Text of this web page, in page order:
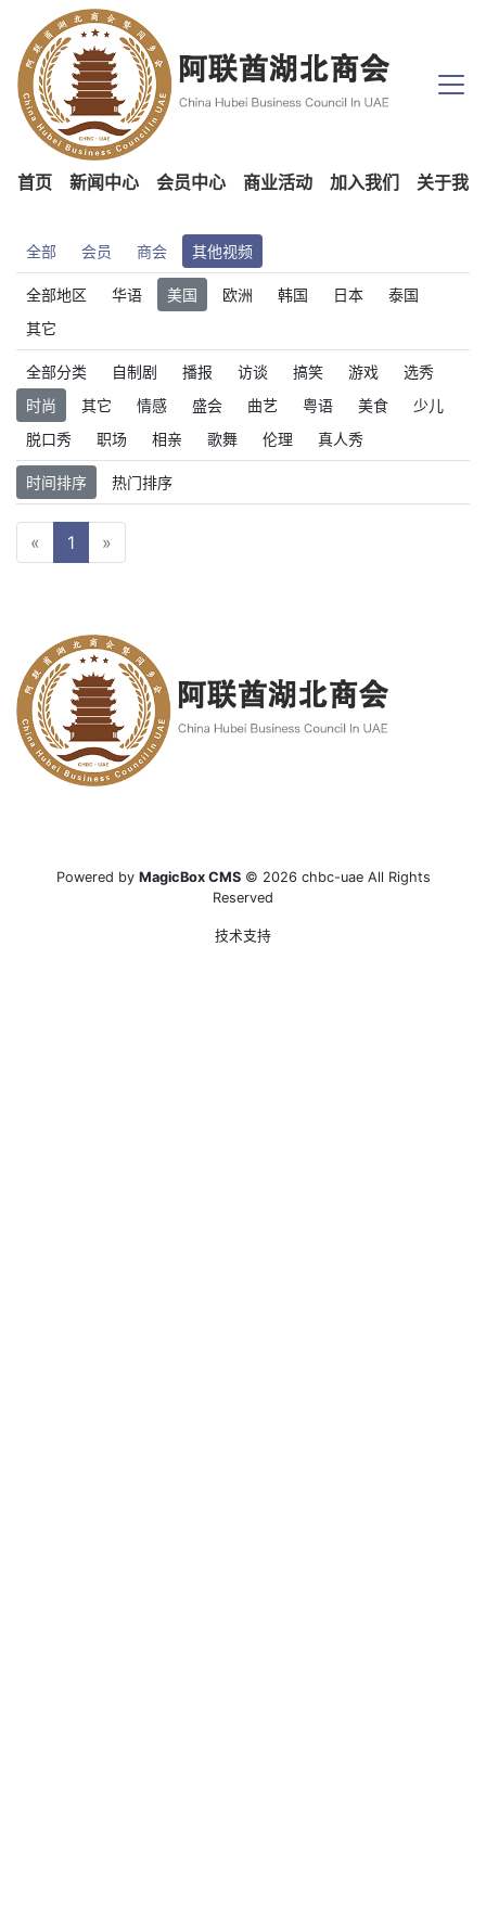
首页 新闻中心 会员中心 商业活动 加入我们 关于我们
全部 会员 商会 其他视频
全部地区 华语 美国 欧洲 韩国 日本
泰国
其它
全部分类 自制剧 播报 访谈 搞笑 游戏
选秀
时尚
其它 情感 盛会 曲艺 粤语 美食
少儿
脱口秀
职场 相亲 歌舞 伦理 真人秀
时间排序 热门排序
« 1 »
Powered by MagicBox CMS © 2026 chbc-uae All Rights
Reserved
技术支持